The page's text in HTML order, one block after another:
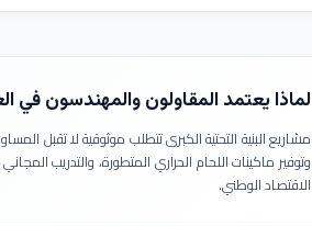
لماذا يعتمد المقاولون والمهندسون في
مشاريع البنية التحتية الكبرى تتطلب موثوقية لا تقبل
وتوفير ماكينات اللحام الحراري المتطورة، والتدريب
الاقتصاد الوطني.